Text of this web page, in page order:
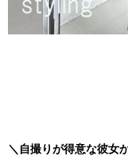
＼自撮りが得意な彼女